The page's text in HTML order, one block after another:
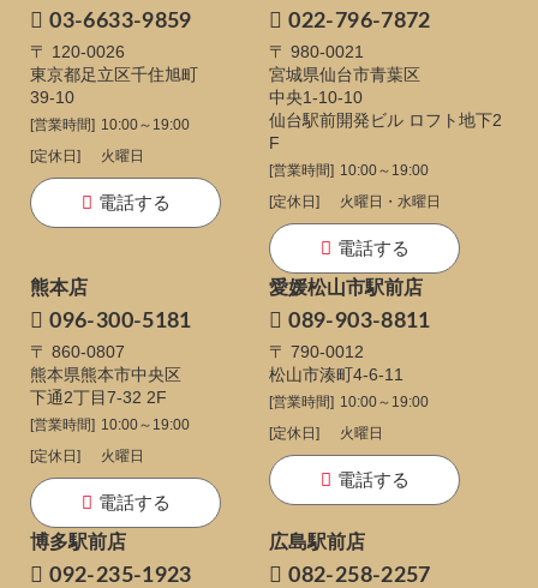
03-6633-9859
〒 120-0026
東京都足立区千住旭町
39-10
[営業時間] 10:00～19:00
[定休日]
火曜日
電話する
022-796-7872
〒 980-0021
宮城県仙台市青葉区
中央1-10-10
仙台駅前開発ビル ロフト地下2
F
[営業時間] 10:00～19:00
[定休日]
火曜日・水曜日
電話する
熊本店
096-300-5181
〒 860-0807
熊本県熊本市中央区
下通2丁目7-32 2F
[営業時間] 10:00～19:00
[定休日]
火曜日
電話する
愛媛松山市駅前店
089-903-8811
〒 790-0012
松山市湊町4-6-11
[営業時間] 10:00～19:00
[定休日]
火曜日
電話する
博多駅前店
092-235-1923
広島駅前店
082-258-2257